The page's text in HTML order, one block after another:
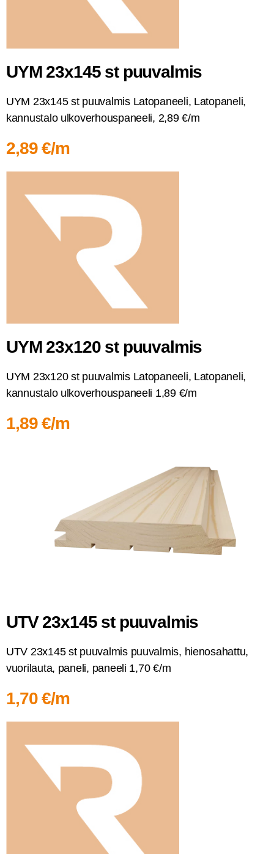
UYM 23x145 st puuvalmis
UYM 23x145 st puu­val­mis Lato­pa­nee­li, Lato­pa­ne­li,
kan­nus­ta­lo ulko­ver­hous­pa­nee­li, 2,89 €/m
2,89 €/m
UYM 23x120 st puuvalmis
UYM 23x120 st puu­val­mis Lato­pa­nee­li, Lato­pa­ne­li,
kan­nus­ta­lo ulko­ver­hous­pa­nee­li 1,89 €/m
1,89 €/m
UTV 23x145 st puuvalmis
UTV 23x145 st puu­val­mis puu­val­mis, hien­osa­hat­tu,
vuo­ri­lau­ta, pane­li, panee­li 1,70 €/m
1,70 €/m